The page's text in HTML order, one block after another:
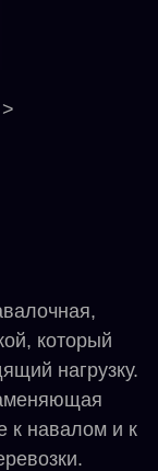
>
который
нагрузку.
к навалом и к